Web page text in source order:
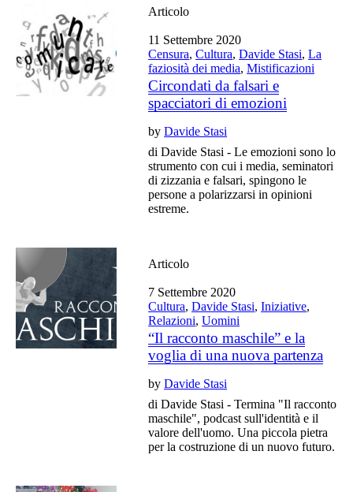
Articolo
11 Settembre 2020
Censura,Cultura,Davide Stasi,La
faziosità dei media,Mistificazioni
Circondati da falsari e
spacciatori di emozioni
byDavide Stasi
di Davide Stasi - Le emozioni sono lo
strumento con cui i media, seminatori
di zizzania e falsari, spingono le
persone a polarizzarsi in opinioni
estreme.
Articolo
7 Settembre 2020
Cultura,Davide Stasi,Iniziative,
Relazioni,Uomini
“Il racconto maschile” e la
voglia di una nuova partenza
byDavide Stasi
di Davide Stasi - Termina "Il racconto
maschile", podcast sull'identità e il
valore dell'uomo. Una piccola pietra
per la costruzione di un nuovo futuro.